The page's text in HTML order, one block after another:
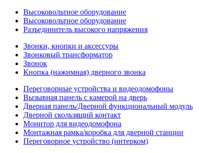
Высоковольтное оборудование
Высоковольтное оборудование
Разъединитель высокого напряжения
Звонки, кнопки и аксессуры
Звонковый трансформатор
Звонок
Кнопка (нажимная) дверного звонка
Переговорные устройства и видеодомофоны
Вызывная панель с камерой на дверь
Дверная панель/Дверной функциональный модуль
Дверной скользящий контакт
Монитор для видеодомофона
Монтажная рамка/коробка для дверной станции
Переговорное устройство (интерком)